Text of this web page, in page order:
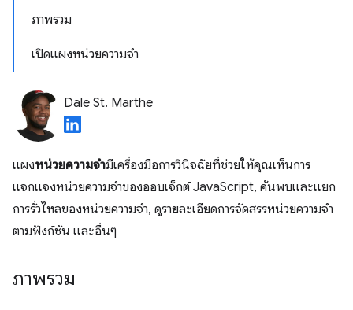
ภาพรวม
เปิดแผงหน่วยความจำ
Dale St. Marthe
แผงหน่วยความจํามีเครื่องมือการวินิจฉัยที่ช่วยให้คุณเห็นการ
แจกแจงหน่วยความจําของออบเจ็กต์ JavaScript, ค้นพบและแยก
การรั่วไหลของหน่วยความจํา, ดูรายละเอียดการจัดสรรหน่วยความจํา
ตามฟังก์ชัน และอื่นๆ
ภาพรวม